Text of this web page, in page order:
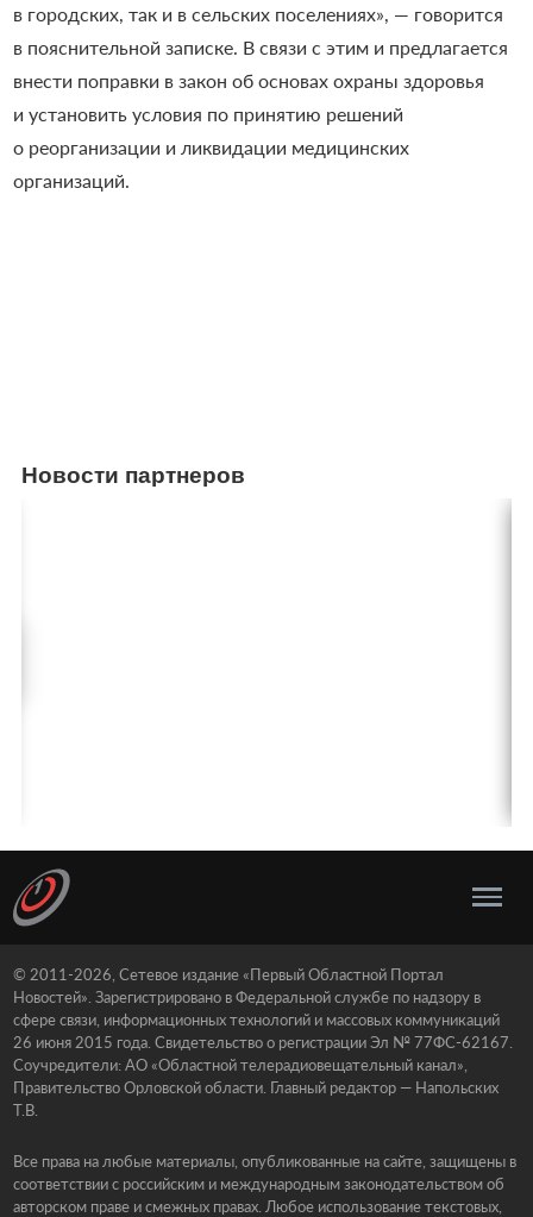
в городских, так и в сельских поселениях», — говорится
в пояснительной записке. В связи с этим и предлагается
внести поправки в закон об основах охраны здоровья
и установить условия по принятию решений
о реорганизации и ликвидации медицинских
организаций.
Новости партнеров
© 2011-2026, Сетевое издание «Первый Областной Портал
Новостей». Зарегистрировано в Федеральной службе по надзору в
сфере связи, информационных технологий и массовых коммуникаций
26 июня 2015 года. Свидетельство о регистрации Эл № 77ФС-62167.
Соучредители: АО «Областной телерадиовещательный канал»,
Правительство Орловской области. Главный редактор — Напольских
Т.В.
Все права на любые материалы, опубликованные на сайте, защищены в
соответствии с российским и международным законодательством об
авторском праве и смежных правах. Любое использование текстовых,